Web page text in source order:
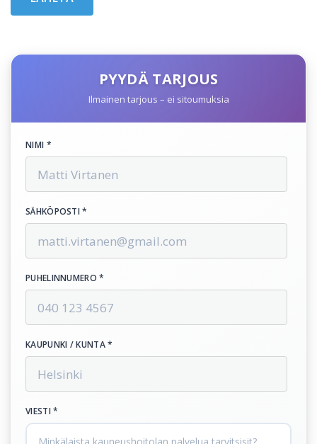
PYYDÄ TARJOUS
Ilmainen tarjous – ei sitoumuksia
NIMI *
SÄHKÖPOSTI *
PUHELINNUMERO *
KAUPUNKI / KUNTA *
VIESTI *